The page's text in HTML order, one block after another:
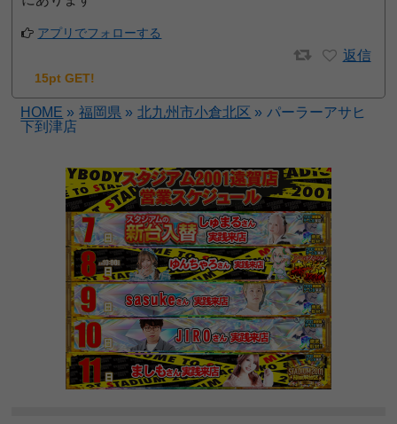
アプリでフォローする
返信
15pt GET!
HOME » 福岡県 » 北九州市小倉北区 » パーラーアサヒ
下到津店